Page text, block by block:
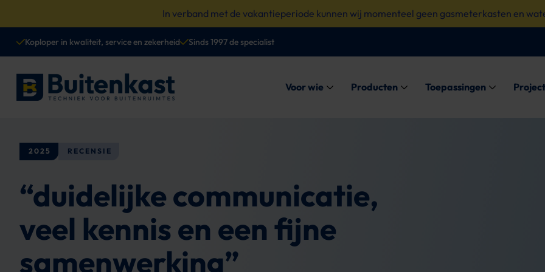
content
In verband met de vakantieperiode kunnen wij momenteel geen gasmeterkasten en
Koploper in kwaliteit, service en zekerheid Sinds 1997 de specialist
Voor wieSubmenu: Voor wie
ProductenSubmenu: Producten
ToepassingenSubmenu:
“duidelijke communicatie,
veel kennis en een fijne
samenwerking”
2025 RECENSIE